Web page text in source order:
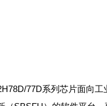
77D系列芯片面向